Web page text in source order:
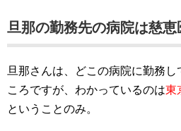
旦那の勤務先の病院は慈恵
旦那さんは、どこの病院に勤務
ころですが、わかっているのは東
ということのみ。